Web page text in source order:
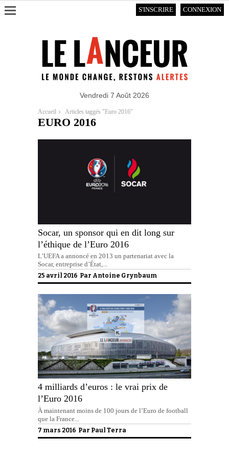
S'INSCRIRE CONNEXION
Vendredi 7 Août 2026
Accueil Articles taggés "Euro 2016"
EURO 2016
Socar, un sponsor qui en dit long sur
l’éthique de l’Euro 2016
L’UEFA a annoncé en 2013 un partenariat avec la
Socar, entreprise d’État,...
25 avril 2016 Par Antoine Grynbaum
4 milliards d’euros : le vrai prix de
l’Euro 2016
À maintenant moins de 100 jours de l’Euro de football
que la France...
7 mars 2016 Par Paul Terra